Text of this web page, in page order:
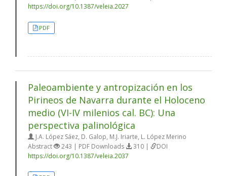
https://doi.org/10.1387/veleia.2027
PDF
Paleoambiente y antropización en los
Pirineos de Navarra durante el Holoceno
medio (VI-IV milenios cal. BC): Una
perspectiva palinológica
J.A. López Sáez, D. Galop, M.J. Iriarte, L. López Merino
Abstract
243 | PDF Downloads 310 |
DOI
https://doi.org/10.1387/veleia.2037